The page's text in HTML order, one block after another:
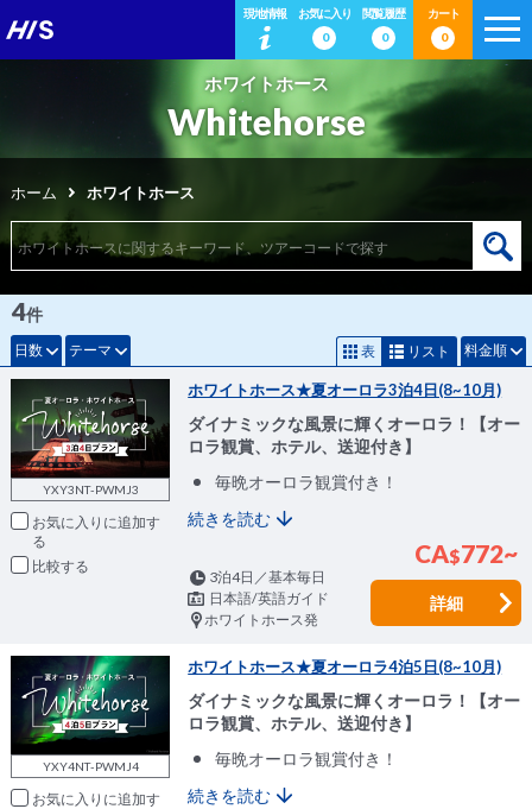
現地情報
お気に入り
0
閲覧履歴
0
カート
0
ホワイトホース
Whitehorse
ホーム ホワイトホース
日数 テーマ
4件
表 リスト 料金順
YXY3NT-PWMJ3
お気に入りに追加
比較
ホワイトホース★夏オーロラ3泊4日(8~10月)
ダイナミックな風景に輝くオーロラ！【オー
ロラ観賞、ホテル、送迎付き】
毎晩オーロラ観賞付き！
続きを読む
CA$772~
3泊4日／基本毎日
日本語/英語ガイド
ホワイトホース発
詳細
YXY4NT-PWMJ4
お気に入りに追加
ホワイトホース★夏オーロラ4泊5日(8~10月)
ダイナミックな風景に輝くオーロラ！【オー
ロラ観賞、ホテル、送迎付き】
毎晩オーロラ観賞付き！
続きを読む